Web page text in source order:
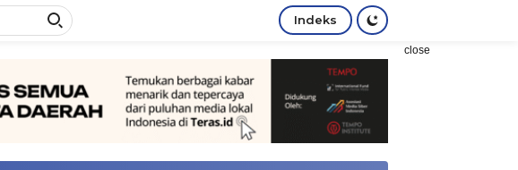
Indeks
close